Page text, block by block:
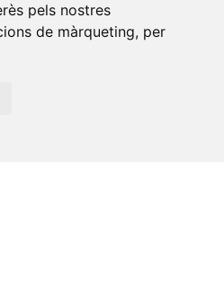
pels nostres
de màrqueting, per